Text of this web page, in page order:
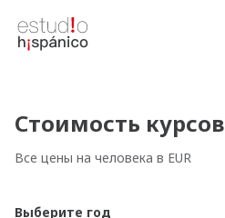
Стоимость курсов
Все цены на человека в EUR
Выберите год